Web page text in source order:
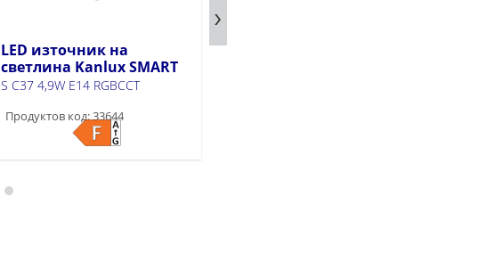
LED източник на
светлина Kanlux SMART
S C37 4,9W E14 RGBCCT
Продуктов код: 33644